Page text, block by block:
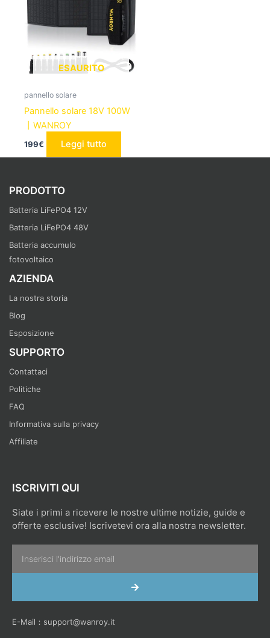
ESAURITO
pannello solare
Pannello solare 18V 100W
丨WANROY
199€ Leggi tutto
PRODOTTO
Batteria LiFePO4 12V
Batteria LiFePO4 48V
Batteria accumulo
fotovoltaico
AZIENDA
La nostra storia
Blog
Esposizione
SUPPORTO
Contattaci
Politiche
FAQ
Informativa sulla privacy
Affiliate
ISCRIVITI QUI
Siate i primi a ricevere le nostre ultime notizie, guide e
offerte esclusive! Iscrivetevi ora alla nostra newsletter.
INVIA
E-Mail： support@wanroy.it